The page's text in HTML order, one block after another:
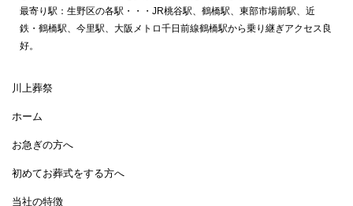
最寄り駅：生野区の各駅・・・JR桃谷駅、鶴橋駅、東部市場前駅、近
鉄・鶴橋駅、今里駅、大阪メトロ千日前線鶴橋駅から乗り継ぎアクセス良
好。
川上葬祭
ホーム
お急ぎの方へ
初めてお葬式をする方へ
当社の特徴